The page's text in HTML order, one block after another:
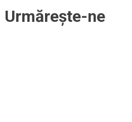
Urmărește-ne